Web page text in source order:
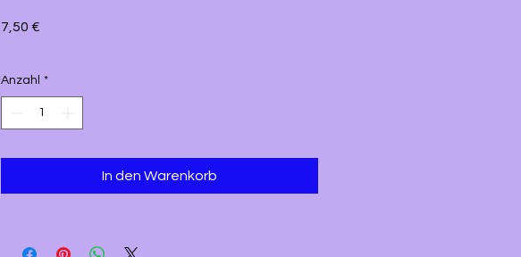
7,50 €
Anzahl *
In den Warenkorb